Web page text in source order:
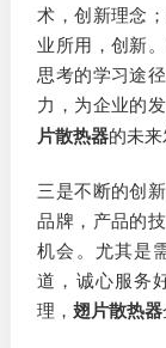
术，创新理念
业所用，创新
思考的学习途
力，为企业的
片散热器的未来
三是不断的创
品牌，产品的
机会。尤其是
道，诚心服务
理，翅片散热器